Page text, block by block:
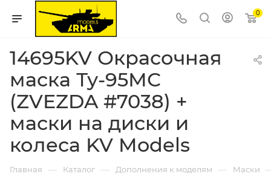
0
14695KV Окрасочная
маска Ту-95МС
(ZVEZDA #7038) +
маски на диски и
колеса KV Models
Главная — Каталог — Дополнения к моделям — Маски